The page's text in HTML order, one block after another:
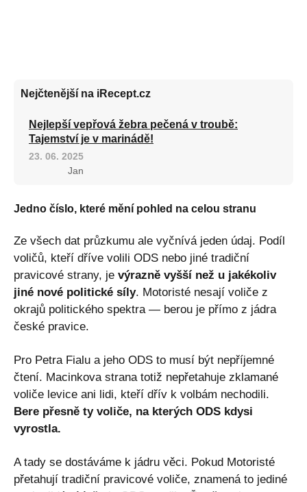
Nejčtenější na iRecept.cz
Nejlepší vepřová žebra pečená v troubě:
Tajemství je v marinádě!
23. 06. 2025
Jan
Jedno číslo, které mění pohled na celou stranu
Ze všech dat průzkumu ale vyčnívá jeden údaj. Podíl
voličů, kteří dříve volili ODS nebo jiné tradiční
pravicové strany, je výrazně vyšší než u jakékoliv
jiné nové politické síly. Motoristé nesají voliče z
okrajů politického spektra — berou je přímo z jádra
české pravice.
Pro Petra Fialu a jeho ODS to musí být nepříjemné
čtení. Macinkova strana totiž nepřetahuje zklamané
voliče levice ani lidi, kteří dřív k volbám nechodili.
Bere přesně ty voliče, na kterých ODS kdysi
vyrostla.
A tady se dostáváme k jádru věci. Pokud Motoristé
přetahují tradiční pravicové voliče, znamená to jediné